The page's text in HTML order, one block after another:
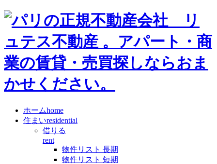
ホームhome
住まいresidential
借りる
rent
物件リスト 長期
物件リスト 短期